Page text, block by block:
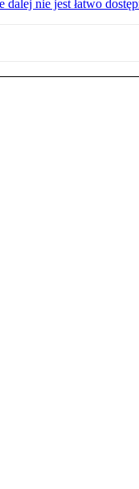
nie jest łatwo